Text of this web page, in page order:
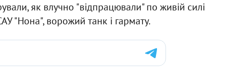
як влучно "відпрацювали" по живій силі
"Нона", ворожий танк і гармату.